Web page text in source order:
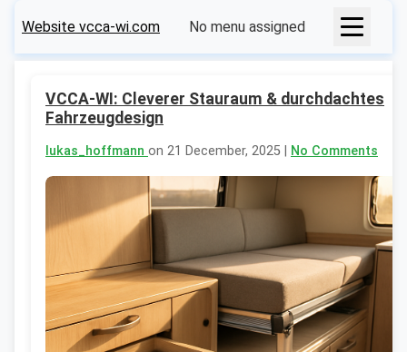
Website vcca-wi.com No menu assigned
VCCA-WI: Cleverer Stauraum & durchdachtes
Fahrzeugdesign
lukas_hoffmann on 21 December, 2025 | No Comments